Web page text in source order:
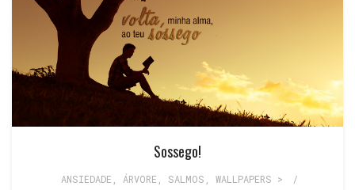
Sossego!
ANSIEDADE ÁRVORE SALMOS WALLPAPERS >
/